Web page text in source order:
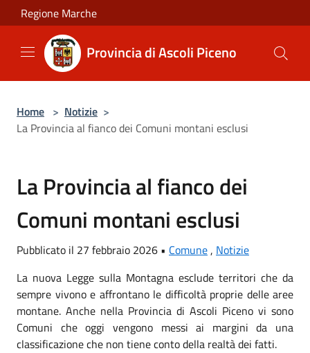
Salta al contenuto principale
Regione Marche
Provincia di Ascoli Piceno
Home > Notizie >
La Provincia al fianco dei Comuni montani esclusi
La Provincia al fianco dei
Comuni montani esclusi
Pubblicato il 27 febbraio 2026 • Comune, Notizie
La nuova Legge sulla Montagna esclude territori che da
sempre vivono e affrontano le difficoltà proprie delle aree
montane. Anche nella Provincia di Ascoli Piceno vi sono
Comuni che oggi vengono messi ai margini da una
classificazione che non tiene conto della realtà dei fatti.